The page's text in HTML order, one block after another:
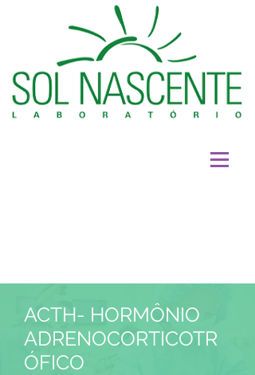
ACTH- HORMÔNIO
ADRENOCORTICOTR
ÓFICO